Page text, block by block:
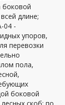
боковой
длине;
04 -
упоров,
перевозки
пола,
боковой
скоб; по